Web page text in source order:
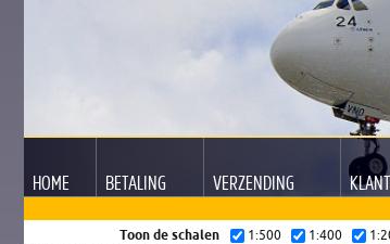
HOME BETALING VERZENDING
Toon de schalen
1:500 1:400